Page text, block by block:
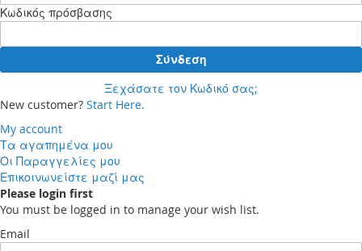
Κωδικός πρόσβασης
Σύνδεση
Ξεχάσατε τον Κωδικό σας;
New customer? Start Here.
My account
Τα αγαπημένα μου
Οι Παραγγελίες μου
Επικοινωνείστε μαζί μας
Please login first
You must be logged in to manage your wish list.
Email